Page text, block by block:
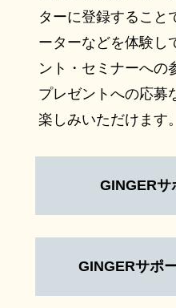
ターに登録すること
ーターなどを体験し
ント・セミナーへの
プレゼントへの応募
楽しみいただけます。
GINGERサ
GINGERサポ